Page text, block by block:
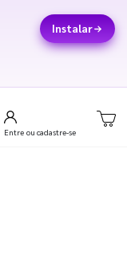
Instalar
Entre ou cadastre-se